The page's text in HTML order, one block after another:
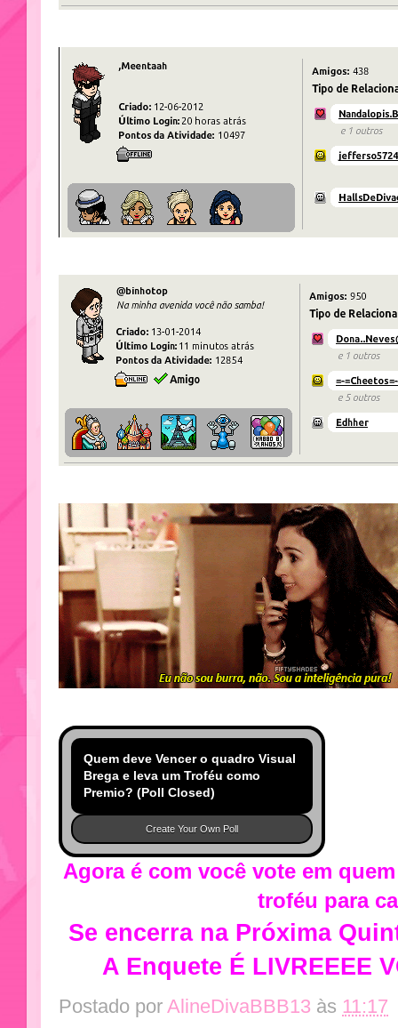
Quem deve Vencer o quadro Visual
Brega e leva um Troféu como
Premio? (Poll Closed)
Create Your Own Poll
Agora é com você vote em
troféu para
Se encerra na Próxima
A Enquete É LIVREEEE
Postado por AlineDivaBBB13 às 11:17